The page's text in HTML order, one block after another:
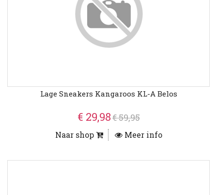
Lage Sneakers Kangaroos KL-A Belos
€ 29,98€ 59,95
Naar shop Meer info